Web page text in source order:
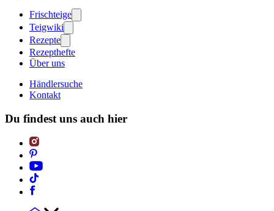
Frischteige
Teigwiki
Rezepte
Rezepthefte
Über uns
Händlersuche
Kontakt
Du findest uns auch hier